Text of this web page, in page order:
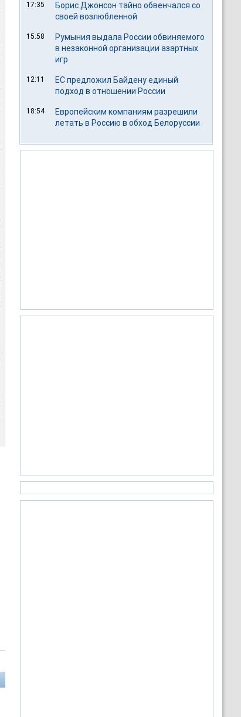
17:35
Борис Джонсон тайно обвенчался со
своей возлюбленной
15:58
Румыния выдала России обвиняемого
в незаконной организации азартных
игр
12:11
ЕС предложил Байдену единый
подход в отношении России
18:54
Европейским компаниям разрешили
летать в Россию в обход Белоруссии